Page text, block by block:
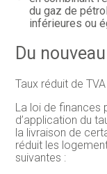
du gaz de
inférieures ou
Du
Taux réduit de
La loi de finances
d’application du
la livraison de
réduit les
suivantes :